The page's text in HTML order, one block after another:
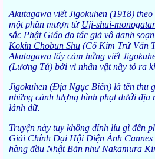
Akutagawa viết Jigokuhen (1918)
một phần mượn từ Uji-shui-
sắc Phật Giáo do tác giả vô danh
Kokin Chobun Shu (Cổ Kim Trứ Văn
Akutagawa lấy cảm hứng viết
(Lương Tú) bởi vì nhân vật nầy tỏ ra
Jigokuhen (Địa Ngục Biến) là tên thu
những cảnh tượng hình phạt dưới địa
lánh dữ.
Truyện này tuy không dính líu gì đến
Giải Chính Đại Hội Điện Ảnh Cannes
hàng đầu Nhật Bản như Nakamura